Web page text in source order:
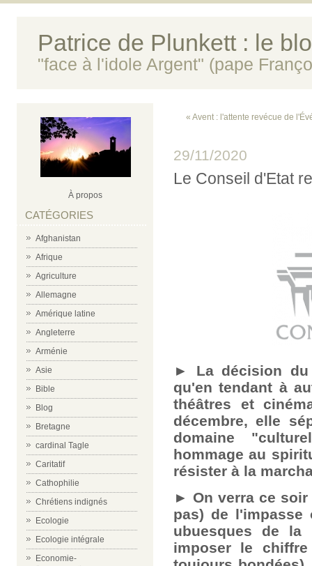
Patrice de Plunkett : le
"face à l'idole Argent" (pape
À propos
CATÉGORIES
Afghanistan
Afrique
Agriculture
Allemagne
Amérique latine
Angleterre
Arménie
Asie
Bible
Blog
Bretagne
cardinal Tagle
Caritatif
Cathophilie
Chrétiens indignés
Ecologie
Ecologie intégrale
Economie-
« Avent : l'attente revécue de
29/11/2020
Le Conseil d'Etat
► La décision du
qu'en tendant à
théâtres et
décembre, elle
domaine
hommage au
résister à la
► On verra ce soir
pas) de
ubuesques de
imposer le